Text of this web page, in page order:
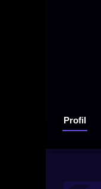
Profil